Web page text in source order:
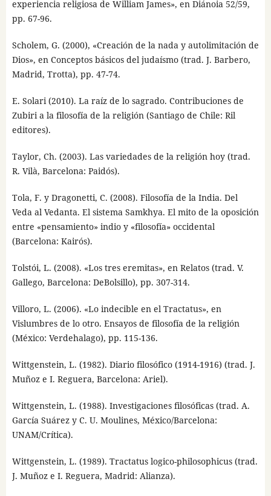
experiencia religiosa de William James», en Diánoia 52/59,
pp. 67-96.
Scholem, G. (2000), «Creación de la nada y autolimitación de
Dios», en Conceptos básicos del judaísmo (trad. J. Barbero,
Madrid, Trotta), pp. 47-74.
E. Solari (2010). La raíz de lo sagrado. Contribuciones de
Zubiri a la filosofía de la religión (Santiago de Chile: Ril
editores).
Taylor, Ch. (2003). Las variedades de la religión hoy (trad.
R. Vilà, Barcelona: Paidós).
Tola, F. y Dragonetti, C. (2008). Filosofía de la India. Del
Veda al Vedanta. El sistema Samkhya. El mito de la oposición
entre «pensamiento» indio y «filosofía» occidental
(Barcelona: Kairós).
Tolstói, L. (2008). «Los tres eremitas», en Relatos (trad. V.
Gallego, Barcelona: DeBolsillo), pp. 307-314.
Villoro, L. (2006). «Lo indecible en el Tractatus», en
Vislumbres de lo otro. Ensayos de filosofía de la religión
(México: Verdehalago), pp. 115-136.
Wittgenstein, L. (1982). Diario filosófico (1914-1916) (trad. J.
Muñoz e I. Reguera, Barcelona: Ariel).
Wittgenstein, L. (1988). Investigaciones filosóficas (trad. A.
García Suárez y C. U. Moulines, México/Barcelona:
UNAM/Crítica).
Wittgenstein, L. (1989). Tractatus logico-philosophicus (trad.
J. Muñoz e I. Reguera, Madrid: Alianza).